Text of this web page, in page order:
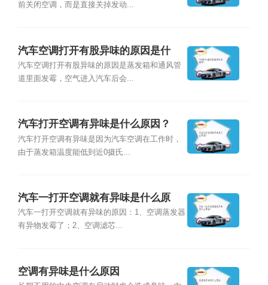
前关闭空调，而是直接关掉发动...
汽车空调打开有股异味的原因是什
么？
汽车空调打开有股异味的原因是蒸发箱和通风管
道里面发霉，空气进入汽车后会...
汽车打开空调有异味是什么原因？
汽车打开空调有异味是因为汽车空调在工作时，
由于蒸发箱温度能低到近0摄氏...
汽车一打开空调就有异味是什么原
因？
汽车一打开空调就有异味的原因：1、空调蒸发器
有异物发霉了；2、空调滤芯...
空调有异味是什么原因